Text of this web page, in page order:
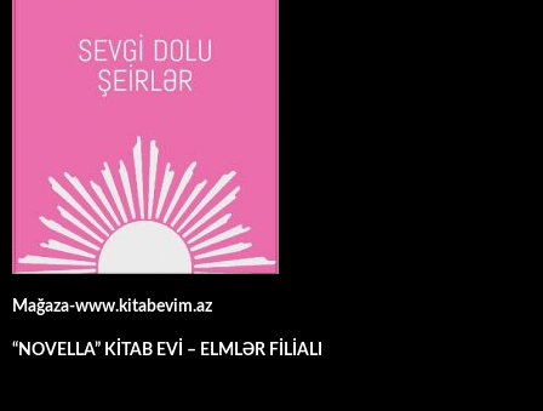
Mağaza-www.kitabevim.az
“NOVELLA” KİTAB EVİ – ELMLƏR FİLİALI